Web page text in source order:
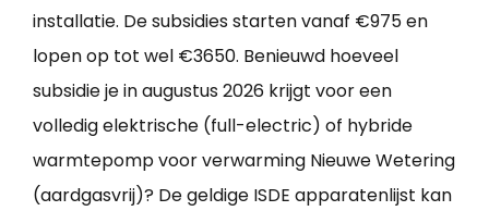
installatie. De subsidies starten vanaf €975 en
lopen op tot wel €3650. Benieuwd hoeveel
subsidie je in augustus 2026 krijgt voor een
volledig elektrische (full-electric) of hybride
warmtepomp voor verwarming Nieuwe Wetering
(aardgasvrij)? De geldige ISDE apparatenlijst kan